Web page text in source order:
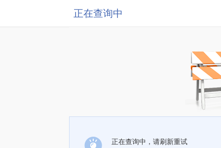
正在查询中
正在查询中，请刷新重试